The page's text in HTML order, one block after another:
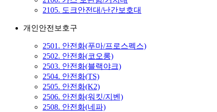
2105. 도크안전대/난간보호대
개인안전보호구
2501. 안전화(푸마/프로스펙스)
2502. 안전화(코오롱)
2503. 안전화(블랙야크)
2504. 안전화(TS)
2505. 안전화(K2)
2506. 안전화(워킷/지벤)
2508. 안전화(네파)